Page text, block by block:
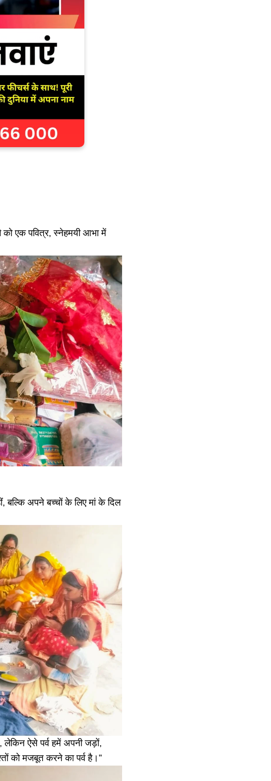
को एक पवित्र, स्नेहमयी आभा में
अपने बच्चों के लिए मां के दिल
ऐसे पर्व हमें अपनी जड़ों,
को मजबूत करने का पर्व है।”